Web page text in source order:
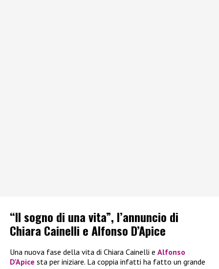
“Il sogno di una vita”, l’annuncio di
Chiara Cainelli e Alfonso D’Apice
Una nuova fase della vita di Chiara Cainelli e Alfonso
D’Apice sta per iniziare. La coppia infatti ha fatto un grande